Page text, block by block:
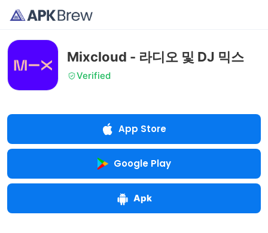
Mixcloud - 라디오 및 DJ 믹스
Verified
App Store
Google Play
Apk